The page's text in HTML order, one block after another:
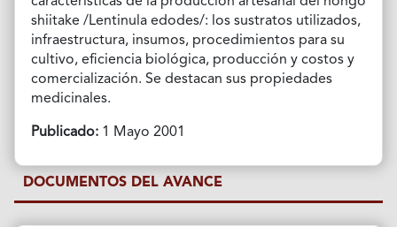
shiitake /Lentinula edodes/: los sustratos utilizados,
infraestructura, insumos, procedimientos para su
cultivo, eficiencia biológica, producción y costos y
comercialización. Se destacan sus propiedades
medicinales.
Publicado:1 Mayo 2001
DOCUMENTOS DEL AVANCE